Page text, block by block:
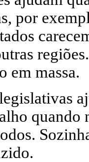
por
em massa.
quando